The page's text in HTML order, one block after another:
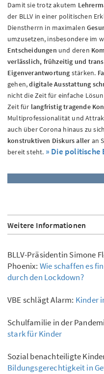
Damit sie trotz akutem
der BLLV in einer politischen
Dienstherrn in maximalen
umzusetzen, insbesondere im
Entscheidungen und deren
verlässlich, frühzeitig und
Eigenverantwortung stärken.
gehen,digitale Ausstattung
nicht die Zeit für einfache
Zeit für langfristig tragende
Multiprofessionalität und
auch über Corona hinaus zu
konstruktiven Diskurs alleran
bereit steht. » Die
Weitere Informationen
BLLV-Präsidentin Simone
Phoenix: Wie schaffen es
durch den Lockdown?
VBE schlägt Alarm: Kinder
Schulfamilie in der
stark für Kinder
Sozial benachteiligte
Bildungsgerechtigkeit in